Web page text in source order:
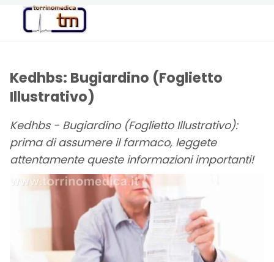
Kedhbs: Bugiardino (Foglietto
Illustrativo)
Kedhbs - Bugiardino (Foglietto Illustrativo):
prima di assumere il farmaco, leggete
attentamente queste informazioni importanti!